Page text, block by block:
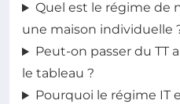
Quel est le régime de
une maison individuelle
Peut-on passer du TT
le tableau ?
Pourquoi le régime IT